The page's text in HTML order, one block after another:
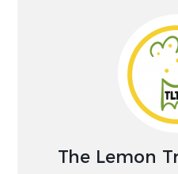
The Lemon